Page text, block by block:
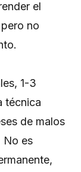
el
no
1-3
técnica
de malos
No es